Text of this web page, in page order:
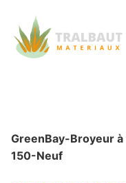
GreenBay-Broyeur
150-Neuf